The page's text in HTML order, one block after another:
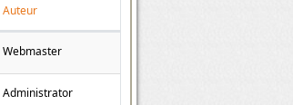
Auteur
Webmaster
Administrator